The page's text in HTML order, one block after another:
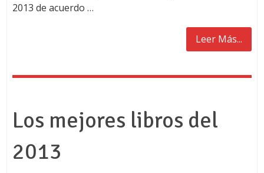
2013 de acuerdo …
Leer Más...
Los mejores libros del
2013